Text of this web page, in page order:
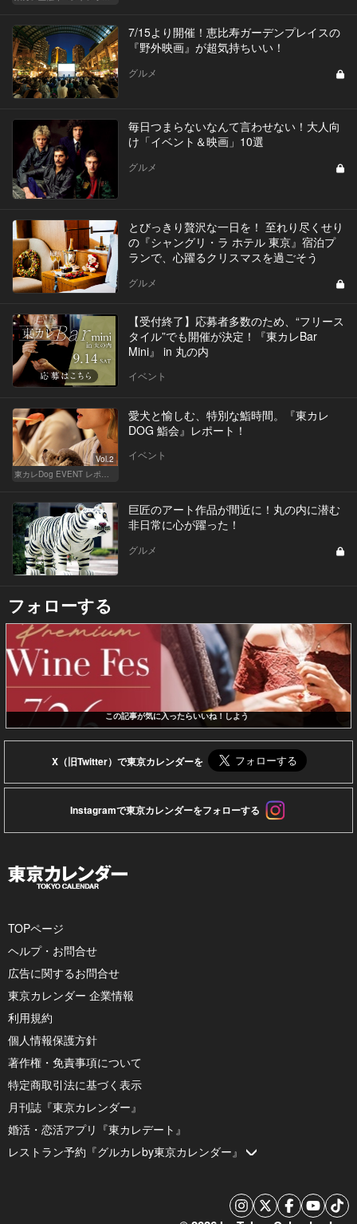
7/15より開催！恵比寿ガーデンプレイスの
『野外映画』が超気持ちいい！
グルメ
毎日つまらないなんて言わせない！大人向
け「イベント＆映画」10選
グルメ
とびっきり贅沢な一日を！ 至れり尽くせり
の『シャングリ・ラ ホテル 東京』宿泊プ
ランで、心躍るクリスマスを過ごそう
グルメ
【受付終了】応募者多数のため、“フリース
タイル”でも開催が決定！『東カレBar
Mini』 in 丸の内
イベント
Vol.2
愛犬と愉しむ、特別な鮨時間。『東カレ
DOG 鮨会』レポート！
イベント
巨匠のアート作品が間近に！丸の内に潜む
非日常に心が躍った！
グルメ
フォローする
この記事が気に入ったらいいね！しよう
X（旧Twitter）で東京カレンダーを
Instagramで東京カレンダーをフォローする
TOPページ
ヘルプ・お問合せ
広告に関するお問合せ
東京カレンダー 企業情報
利用規約
個人情報保護方針
著作権・免責事項について
特定商取引法に基づく表示
月刊誌『東京カレンダー』
婚活・恋活アプリ『東カレデート』
レストラン予約『グルカレby東京カレンダー』